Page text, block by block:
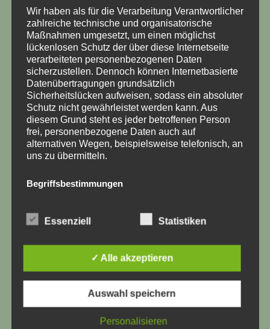
gemacht haben – da es sich um Standard Relais
handelt kann der Käufer die auch gerne gegen
eine Hersteller seiner Wahl tauschen
mit Halter für die Zentralelektrik
passende Steckergehäuse und Auspinnwerkzeug
für die originalen Leitungen
Anleitung
Kabelbäume Beleuchtung Kabelbäume Beleuchtung
Wir haben als für die Verarbeitung Verantwortlicher
zahlreiche technische und organisatorische
Maßnahmen umgesetzt, um einen möglichst
lückenlosen Schutz der über diese Internetseite
verarbeiteten personenbezogenen Daten
sicherzustellen. Dennoch können Internetbasierte
Datenübertragungen grundsätzlich
Sicherheitslücken aufweisen, sodass ein absoluter
Schutz nicht gewährleistet werden kann. Aus
diesem Grund steht es jeder betroffenen Person
frei, personenbezogene Daten auch auf
alternativen Wegen, beispielsweise telefonisch, an
uns zu übermitteln.
Begriffsbestimmungen
Begrifflichkeiten, die durch den Europäischen
Richtlinien- und Verordnungsgeber beim Erlass
verwendet wurden. Unsere Datenschutzerklärung
soll sowohl für die Öffentlichkeit als auch für
unsere Kunden und Geschäftspartner einfach
lesbar und verständlich sein. Um dies zu
gewährleisten, möchten wir vorab die verwendeten
Begrifflichkeiten erläutern.
Essenziell Statistiken
✓ Alle akzeptieren
Auswahl speichern
Personalisieren